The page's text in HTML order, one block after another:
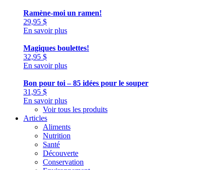
Ramène-moi un ramen!
29,95 $
En savoir plus
Magiques boulettes!
32,95 $
En savoir plus
Bon pour toi – 85 idées pour le souper
31,95 $
En savoir plus
Voir tous les produits
Articles
Aliments
Nutrition
Santé
Découverte
Conservation